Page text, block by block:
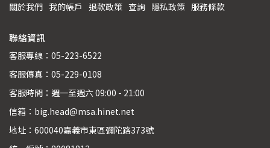
關於我們 我的帳戶 退款政策 查詢 隱私政策 服務條款
聯絡資訊
客服專線：05-223-6522
客服傳真：05-229-0108
客服時間：週一至週六 09:00 - 21:00
信箱：big.head@msa.hinet.net
地址：600040嘉義市東區彌陀路373號